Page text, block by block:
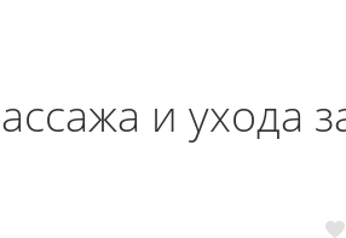
и ухода